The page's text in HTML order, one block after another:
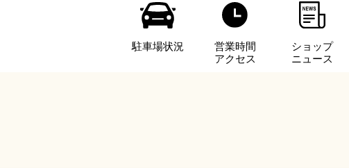
駐車場状況
営業時間
アクセス
ショップ
ニュース